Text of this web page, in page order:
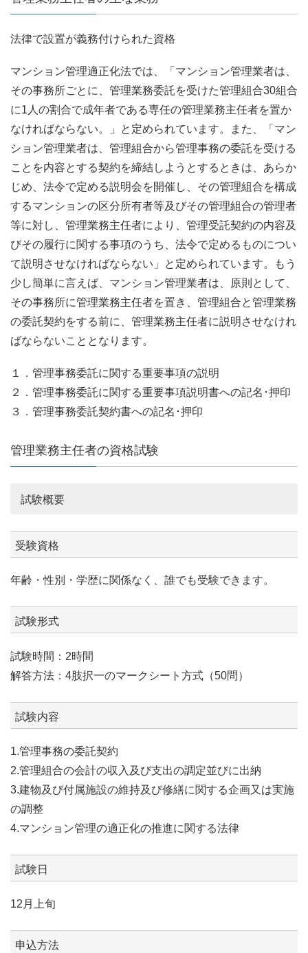
法律で設置が義務付けられた資格
マンション管理適正化法では、「マンション管理業者は、
その事務所ごとに、管理業務委託を受けた管理組合30組合
に1人の割合で成年者である専任の管理業務主任者を置か
なければならない。」と定められています。また、「マン
ション管理業者は、管理組合から管理事務の委託を受ける
ことを内容とする契約を締結しようとするときは、あらか
じめ、法令で定める説明会を開催し、その管理組合を構成
するマンションの区分所有者等及びその管理組合の管理者
等に対し、管理業務主任者により、管理受託契約の内容及
びその履行に関する事項のうち、法令で定めるものについ
て説明させなければならない」と定められています。もう
少し簡単に言えば、マンション管理業者は、原則として、
その事務所に管理業務主任者を置き、管理組合と管理業務
の委託契約をする前に、管理業務主任者に説明させなけれ
ばならないこととなります。
１．管理事務委託に関する重要事項の説明
２．管理事務委託に関する重要事項説明書への記名･押印
３．管理事務委託契約書への記名･押印
管理業務主任者の資格試験
試験概要
受験資格
年齢・性別・学歴に関係なく、誰でも受験できます。
試験形式
試験時間：2時間
解答方法：4肢択一のマークシート方式（50問）
試験内容
1.管理事務の委託契約
2.管理組合の会計の収入及び支出の調定並びに出納
3.建物及び付属施設の維持及び修繕に関する企画又は実施
の調整
4.マンション管理の適正化の推進に関する法律
試験日
12月上旬
申込方法